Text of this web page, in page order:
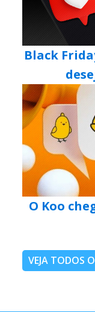
Black
O Koo
VEJA TODOS